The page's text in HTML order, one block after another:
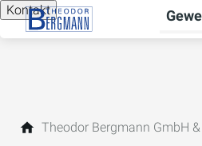
Kontakt
Theodor Bergmann GmbH